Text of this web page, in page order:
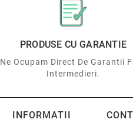
PRODUSE CU GARANTIE
Ne Ocupam Direct De Garantii
Intermedieri.
INFORMATII